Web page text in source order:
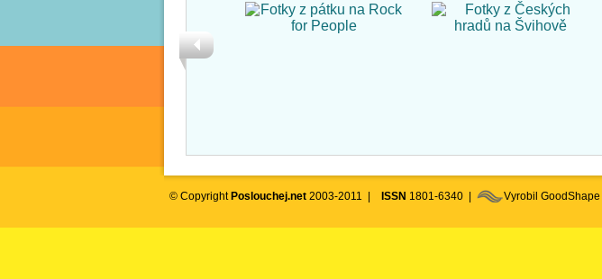
© Copyright Poslouchej.net 2003-2011 | ISSN 1801-6340 | Vyrobil GoodShape